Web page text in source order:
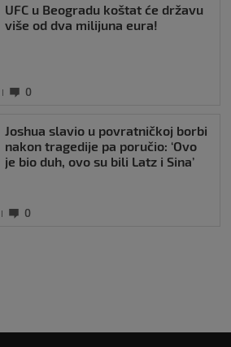
UFC u Beogradu koštat će državu
više od dva milijuna eura!
0
Joshua slavio u povratničkoj borbi
nakon tragedije pa poručio: ‘Ovo
je bio duh, ovo su bili Latz i Sina’
0